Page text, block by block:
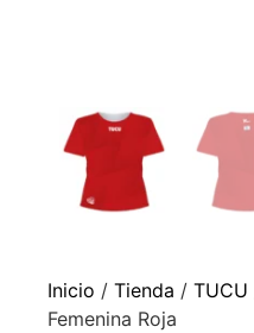
Inicio / Tienda / TUCU
Femenina Roja